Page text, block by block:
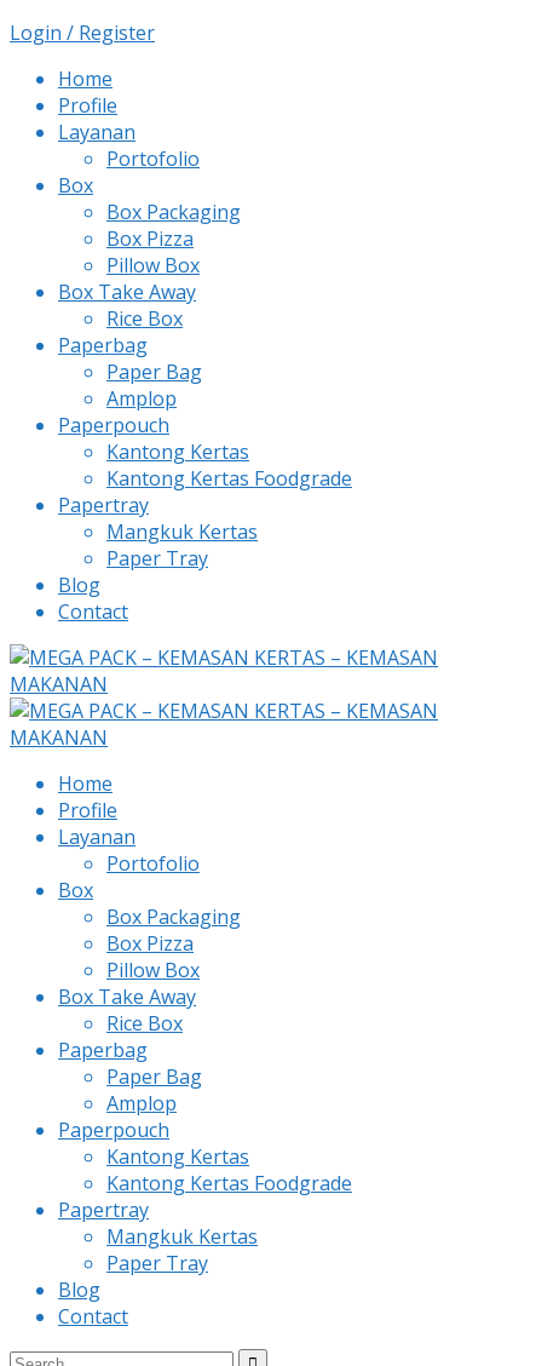
Login / Register
Home
Profile
Layanan
Portofolio
Box
Box Packaging
Box Pizza
Pillow Box
Box Take Away
Rice Box
Paperbag
Paper Bag
Amplop
Paperpouch
Kantong Kertas
Kantong Kertas Foodgrade
Papertray
Mangkuk Kertas
Paper Tray
Blog
Contact
Home
Profile
Layanan
Portofolio
Box
Box Packaging
Box Pizza
Pillow Box
Box Take Away
Rice Box
Paperbag
Paper Bag
Amplop
Paperpouch
Kantong Kertas
Kantong Kertas Foodgrade
Papertray
Mangkuk Kertas
Paper Tray
Blog
Contact